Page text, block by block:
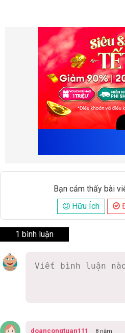
Bạn cảm thấy bài
Hữu Ích
1 bình luận
doancongtuan111 8 năm